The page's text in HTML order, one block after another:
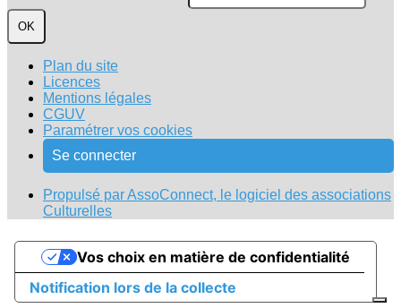
OK
Plan du site
Licences
Mentions légales
CGUV
Paramétrer vos cookies
Se connecter
Propulsé par AssoConnect, le logiciel des associations
Culturelles
Notification lors de la collecte
Vos choix en matière de confidentialité